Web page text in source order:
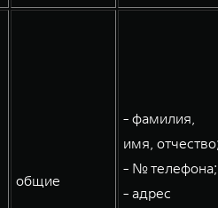
общие
- фамилия,
имя,
- № телефона;
- адрес